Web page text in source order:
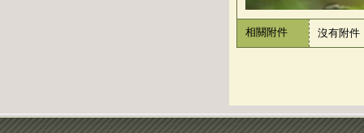
相關附件 沒有附件